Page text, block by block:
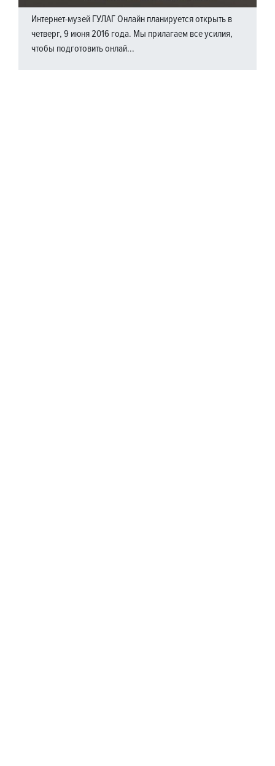
Интернет-музей ГУЛАГ Онлайн планируется открыть в
четверг, 9 июня 2016 года. Мы прилагаем все усилия,
чтобы подготовить онлай...